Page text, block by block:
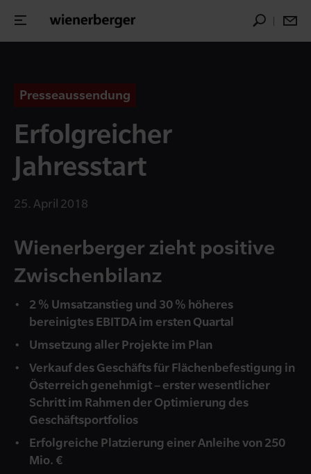
Presseaussendung
Erfolgreicher
Jahresstart
25. April 2018
Wienerberger zieht positive
Zwischenbilanz
2 % Umsatzanstieg und 30 % höheres
bereinigtes EBITDA im ersten Quartal
Umsetzung aller Projekte im Plan
Verkauf des Geschäfts für Flächenbefestigung in
Österreich genehmigt – erster wesentlicher
Schritt im Rahmen der Optimierung des
Geschäftsportfolios
Erfolgreiche Platzierung einer Anleihe von 250
Mio. €